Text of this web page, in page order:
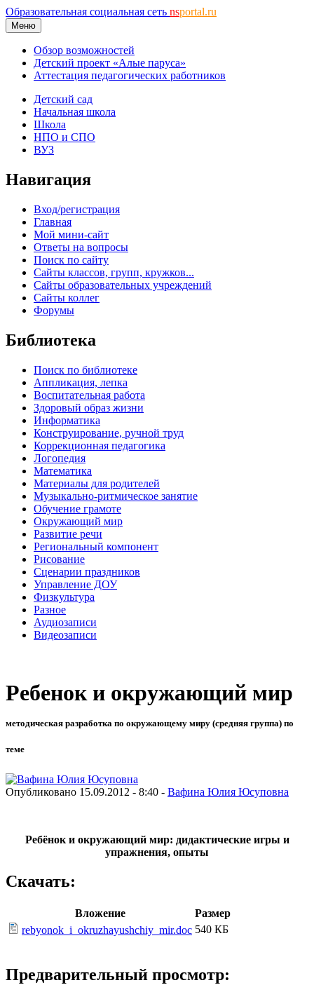
Образовательная социальная сеть nsportal.ru
Меню
Обзор возможностей
Детский проект «Алые паруса»
Аттестация педагогических работников
Детский сад
Начальная школа
Школа
НПО и СПО
ВУЗ
Навигация
Вход/регистрация
Главная
Мой мини-сайт
Ответы на вопросы
Поиск по сайту
Сайты классов, групп, кружков...
Сайты образовательных учреждений
Сайты коллег
Форумы
Библиотека
Поиск по библиотеке
Аппликация, лепка
Воспитательная работа
Здоровый образ жизни
Информатика
Конструирование, ручной труд
Коррекционная педагогика
Логопедия
Математика
Материалы для родителей
Музыкально-ритмическое занятие
Обучение грамоте
Окружающий мир
Развитие речи
Региональный компонент
Рисование
Сценарии праздников
Управление ДОУ
Физкультура
Разное
Аудиозаписи
Видеозаписи
Ребенок и окружающий мир
методическая разработка по окружающему миру (средняя группа) по
теме
Опубликовано 15.09.2012 - 8:40 - Вафина Юлия Юсуповна
Ребёнок и окружающий мир: дидактические игры и
упражнения, опыты
Скачать:
Вложение
Размер
rebyonok_i_okruzhayushchiy_mir.doc 540 КБ
Предварительный просмотр: